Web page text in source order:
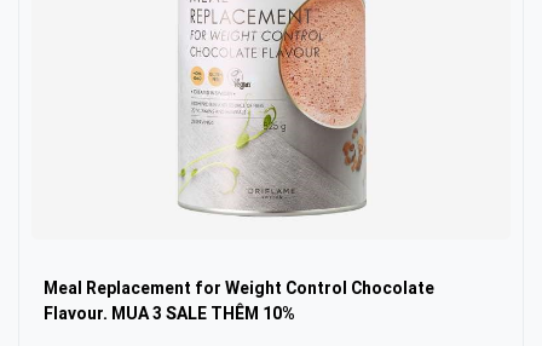
Meal Replacement for Weight Control Chocolate
Flavour. MUA 3 SALE THÊM 10%